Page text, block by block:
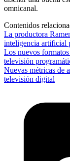
omnicanal.
Contenidos
La productora
inteligencia artificial
Los nuevos
televisión
Nuevas métricas de
televisión digital